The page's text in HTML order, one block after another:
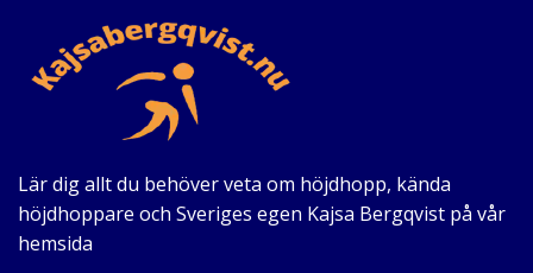
Lär dig allt du behöver veta om höjdhopp, kända
höjdhoppare och Sveriges egen Kajsa Bergqvist på vår
hemsida